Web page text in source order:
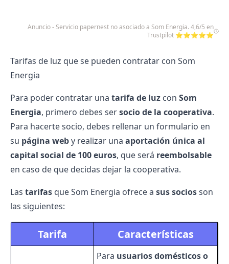
Anuncio - Servicio papernest no asociado a Som Energia. 4,6/5 en
Trustpilot ⭐⭐⭐⭐⭐
Tarifas de luz que se pueden contratar con Som
Energia
Para poder contratar una tarifa de luz con Som
Energia, primero debes sersocio de la cooperativa.
Para hacerte socio, debes rellenar un formulario en
su página weby realizar una aportación única al
capital social de 100 euros, que será reembolsable
en caso de que decidas dejar la cooperativa.
Las tarifas que Som Energia ofrece a sus sociosson
las siguientes:
Tarifa Características
Para usuarios domésticos o